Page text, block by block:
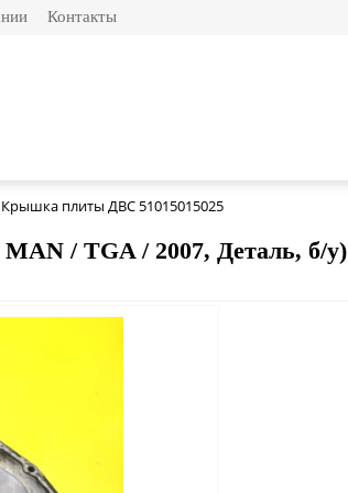
Контакты
Крышка плиты ДВС 51015015025
/ TGA / 2007, Деталь, б/у)